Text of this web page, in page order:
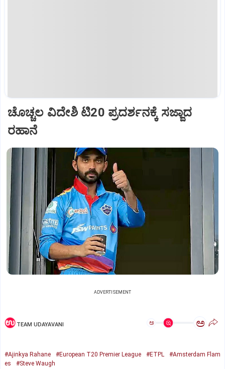
ಚೊಚ್ಚಲ ವಿದೇಶಿ ಟಿ20 ಪ್ರದರ್ಶನಕ್ಕೆ ಸಜ್ಜಾದ
ರಹಾನೆ
ADVERTISEMENT
TEAM UDAYAVANI ಅ ಅ
#Ajinkya Rahane #European T20 Premier League #ETPL
#Amsterdam Flam
es
#Steve Waugh